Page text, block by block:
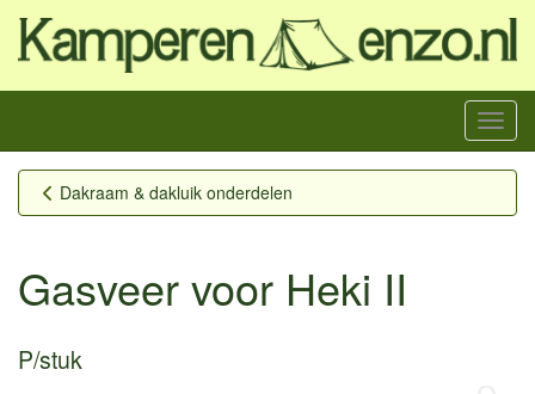
Menu
Dakraam & dakluik onderdelen
Gasveer voor Heki II
P/stuk